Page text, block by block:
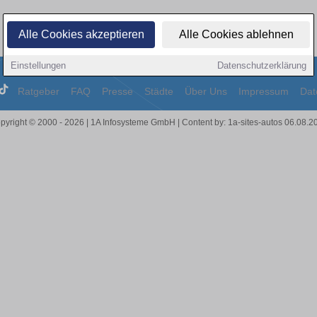
Alle Cookies akzeptieren Alle Cookies ablehnen
Einstellungen Datenschutzerklärung
Ratgeber FAQ Presse Städte Über Uns Impressum
© 2000 - 2026 | 1A Infosysteme GmbH | Content by: 1a-sites-autos